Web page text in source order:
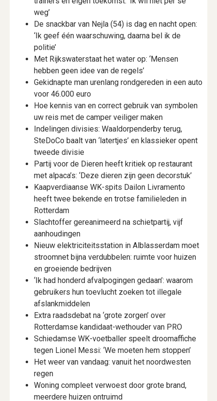
weg’
De snackbar van Nejla (54) is dag en nacht open:
‘Ik geef één waarschuwing, daarna bel ik de
politie’
Met Rijkswaterstaat het water op: ‘Mensen
hebben geen idee van de regels’
Gekidnapte man urenlang rondgereden in een auto
voor 46.000 euro
Hoe kennis van en correct gebruik van symbolen
uw reis met de camper veiliger maken
Indelingen divisies: Waaldorpenderby terug,
SteDoCo baalt van ‘latertjes’ en klassieker opent
tweede divisie
Partij voor de Dieren heeft kritiek op restaurant
met alpaca’s: ‘Deze dieren zijn geen decorstuk’
Kaapverdiaanse WK-spits Dailon Livramento
heeft twee bekende en trotse familieleden in
Rotterdam
Slachtoffer gereanimeerd na schietpartij, vijf
aanhoudingen
Nieuw elektriciteitsstation in Alblasserdam moet
stroomnet bijna verdubbelen: ruimte voor huizen
en groeiende bedrijven
‘Ik had honderd afvalpogingen gedaan’: waarom
gebruikers hun toevlucht zoeken tot illegale
afslankmiddelen
Extra raadsdebat na ‘grote zorgen’ over
Rotterdamse kandidaat-wethouder van PRO
Schiedamse WK-voetballer speelt droomaffiche
tegen Lionel Messi: ‘We moeten hem stoppen’
Het weer van vandaag: vanuit het noordwesten
regen
Woning compleet verwoest door grote brand,
meerdere huizen ontruimd